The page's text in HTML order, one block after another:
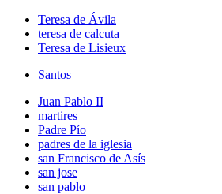
Teresa de Ávila
teresa de calcuta
Teresa de Lisieux
Santos
Juan Pablo II
martires
Padre Pío
padres de la iglesia
san Francisco de Asís
san jose
san pablo